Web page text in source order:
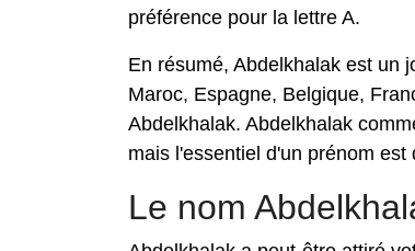
préférence pour la lettre A.
En résumé, Abdelkhalak est un
Maroc, Espagne, Belgique,
Abdelkhalak. Abdelkhalak
mais l'essentiel d'un prénom
Le nom